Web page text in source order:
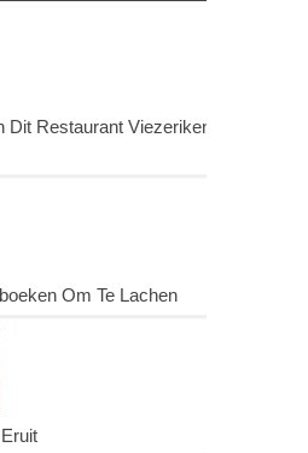
Dit Restaurant Viezeriken
Om Te Lachen